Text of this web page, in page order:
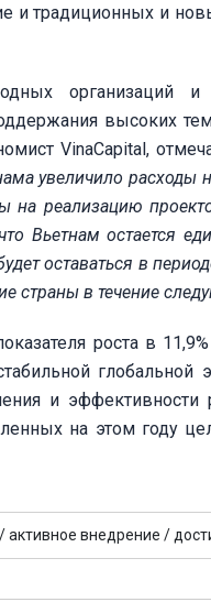
и традиционных и
организаций и
высоких
VinaCapital,
увеличило расходы
на реализацию
Вьетнам остается
оставаться в
страны в течение
роста в
и
на этом году
активное внедрение /